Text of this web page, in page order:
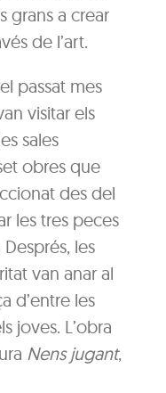
grans a crear
de l’art.
passat mes
visitar els
sales
obres que
des del
les tres peces
les
van anar al
d’entre les
joves. L’obra
Nens jugant,